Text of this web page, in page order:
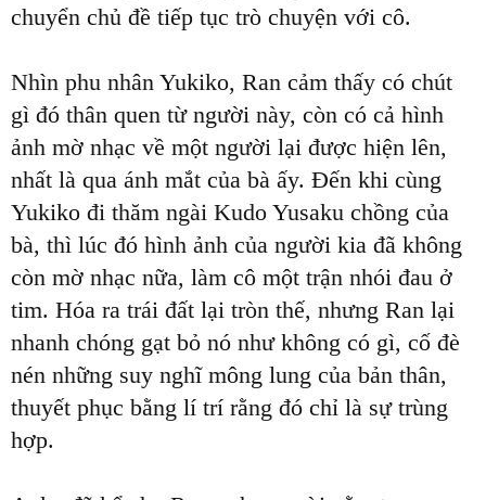
chuyển chủ đề tiếp tục trò chuyện với cô.
Nhìn phu nhân Yukiko, Ran cảm thấy có chút
gì đó thân quen từ người này, còn có cả hình
ảnh mờ nhạc về một người lại được hiện lên,
nhất là qua ánh mắt của bà ấy. Đến khi cùng
Yukiko đi thăm ngài Kudo Yusaku chồng của
bà, thì lúc đó hình ảnh của người kia đã không
còn mờ nhạc nữa, làm cô một trận nhói đau ở
tim. Hóa ra trái đất lại tròn thế, nhưng Ran lại
nhanh chóng gạt bỏ nó như không có gì, cố đè
nén những suy nghĩ mông lung của bản thân,
thuyết phục bằng lí trí rằng đó chỉ là sự trùng
hợp.